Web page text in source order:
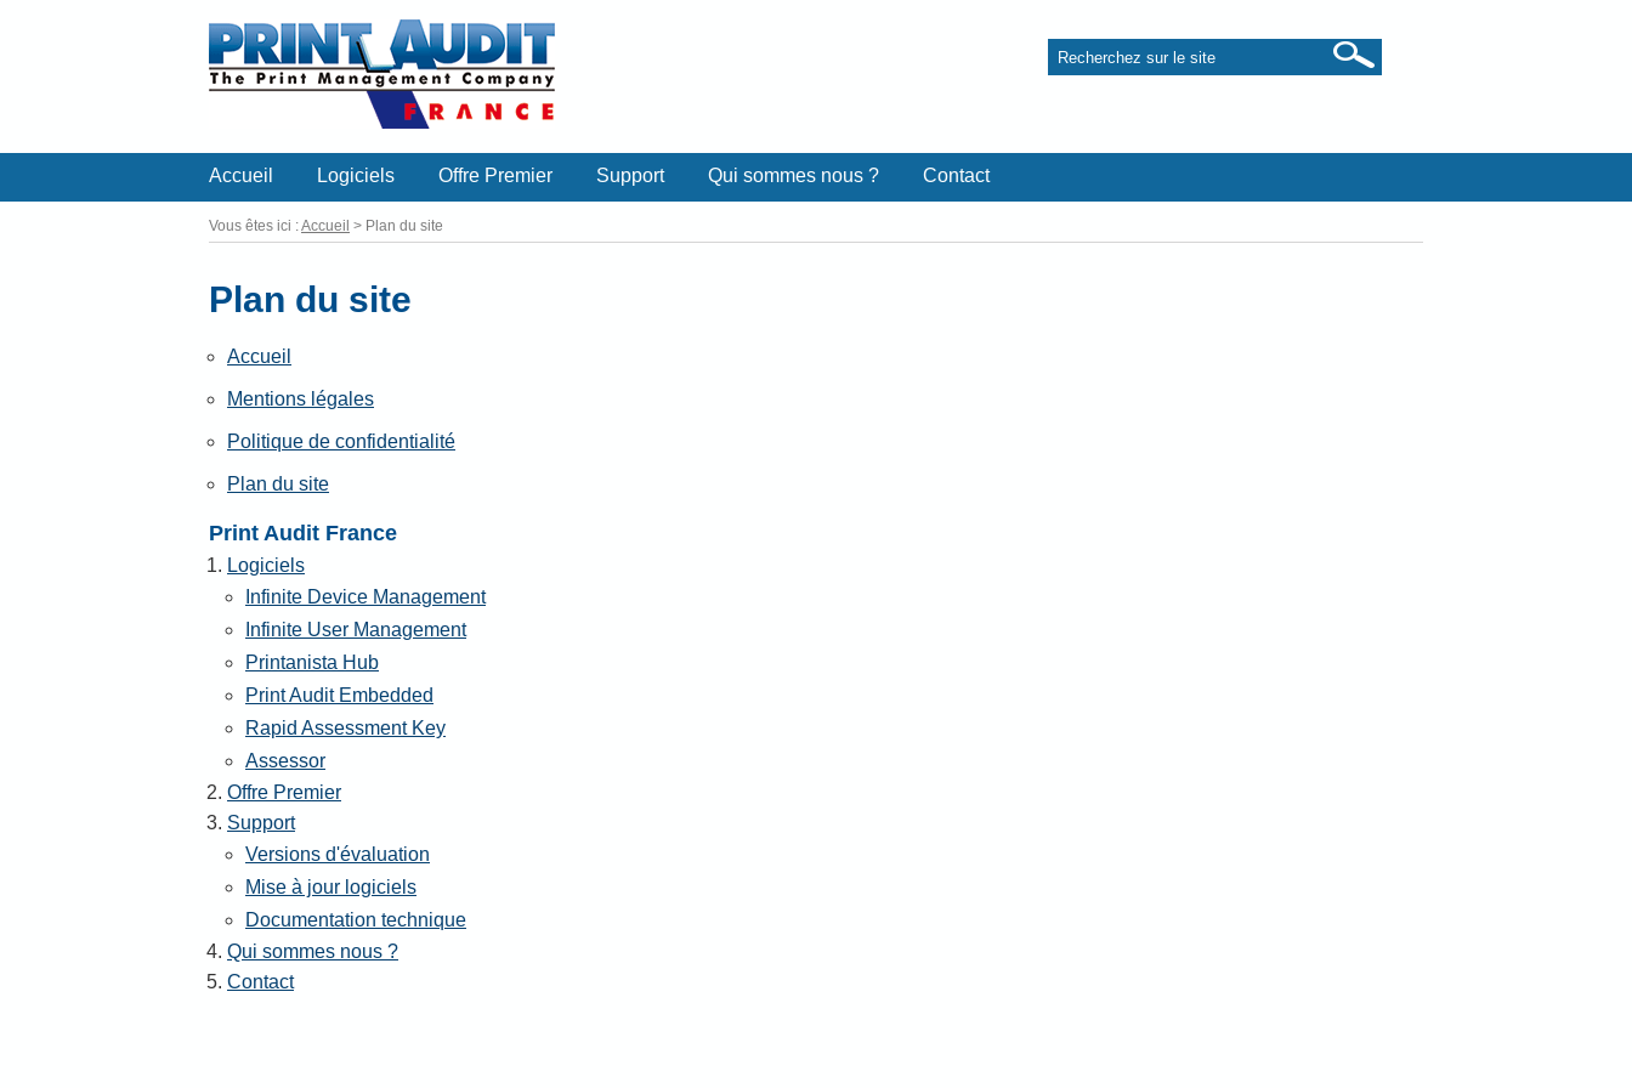
Accueil Logiciels Offre Premier Support Qui sommes nous ? Contact
Vous êtes ici :Accueil > Plan du site
Plan du site
Accueil
Mentions légales
Politique de confidentialité
Plan du site
Print Audit France
Logiciels
Infinite Device Management
Infinite User Management
Printanista Hub
Print Audit Embedded
Rapid Assessment Key
Assessor
Offre Premier
Support
Versions d'évaluation
Mise à jour logiciels
Documentation technique
Qui sommes nous ?
Contact